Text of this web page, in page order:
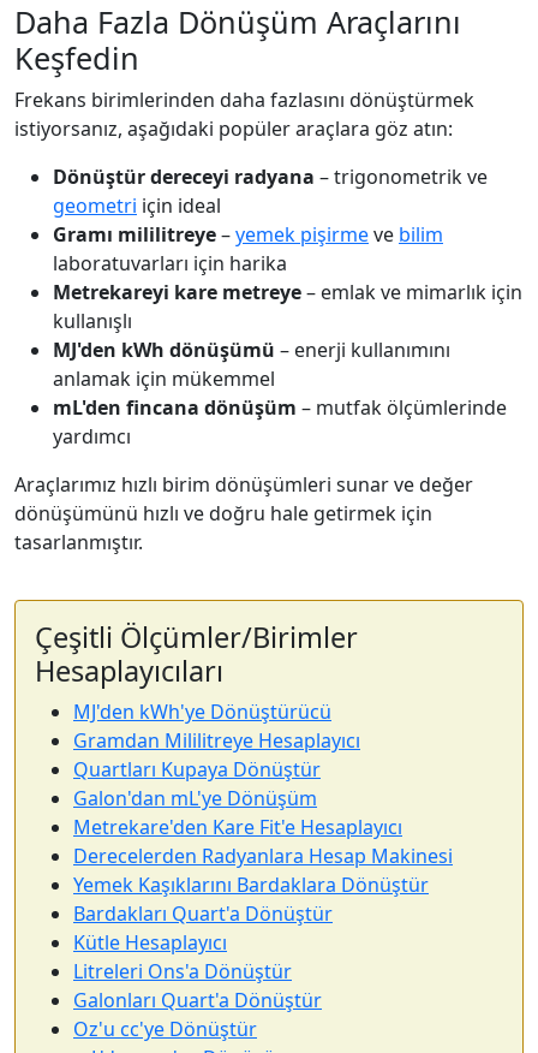
Daha Fazla Dönüşüm Araçlarını
Keşfedin
Frekans birimlerinden daha fazlasını dönüştürmek
istiyorsanız, aşağıdaki popüler araçlara göz atın:
Dönüştür dereceyi radyana – trigonometrik ve
geometri için ideal
Gramı mililitreye–yemek pişirmeve bilim
laboratuvarları için harika
Metrekareyi kare metreye– emlak ve mimarlık için
kullanışlı
MJ'den kWh dönüşümü – enerji kullanımını
anlamak için mükemmel
mL'den fincana dönüşüm – mutfak ölçümlerinde
yardımcı
Araçlarımız hızlı birim dönüşümleri sunar ve değer
dönüşümünü hızlı ve doğru hale getirmek için
tasarlanmıştır.
Çeşitli Ölçümler/Birimler
Hesaplayıcıları
MJ'den kWh'ye Dönüştürücü
Gramdan Mililitreye Hesaplayıcı
Quartları Kupaya Dönüştür
Galon'dan mL'ye Dönüşüm
Metrekare'den Kare Fit'e Hesaplayıcı
Derecelerden Radyanlara Hesap Makinesi
Yemek Kaşıklarını Bardaklara Dönüştür
Bardakları Quart'a Dönüştür
Kütle Hesaplayıcı
Litreleri Ons'a Dönüştür
Galonları Quart'a Dönüştür
Oz'u cc'ye Dönüştür